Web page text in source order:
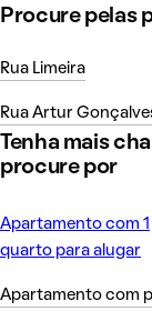
Procure pelas
Rua Limeira
Rua Artur
Tenha mais
procure por
Apartamento com 1
quarto para alugar
Apartamento com